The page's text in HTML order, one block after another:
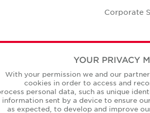
YOUR PRIVACY
With your permission we and our
cookies in order to access and
process personal data, such as unique
information sent by a device to ensure
as expected, to develop and improve